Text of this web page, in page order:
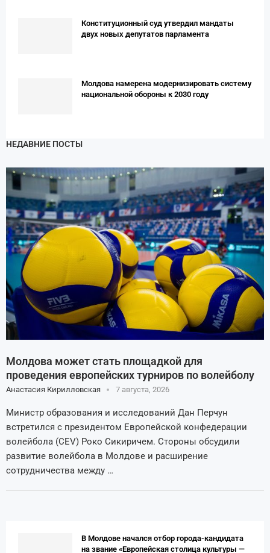
Конституционный суд утвердил мандаты
двух новых депутатов парламента
Молдова намерена модернизировать систему
национальной обороны к 2030 году
НЕДАВНИЕ ПОСТЫ
Молдова может стать площадкой для
проведения европейских турниров по волейболу
Анастасия Кирилловская 7 августа, 2026
Министр образования и исследований Дан Перчун
встретился с президентом Европейской конфедерации
волейбола (CEV) Роко Сикиричем. Стороны обсудили
развитие волейбола в Молдове и расширение
сотрудничества между …
В Молдове начался отбор города-кандидата
на звание «Европейская столица культуры —